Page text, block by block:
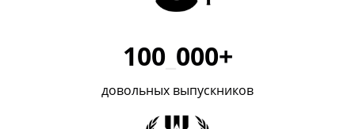
100_ 000+
довольных выпускников